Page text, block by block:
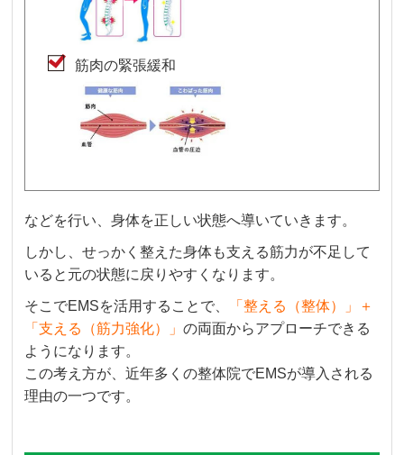
筋肉の緊張緩和
などを行い、身体を正しい状態へ導いていきます。
しかし、せっかく整えた身体も支える筋力が不足して
いると元の状態に戻りやすくなります。
そこでEMSを活用することで、
「整える（整体）」＋
「支える（筋力強化）」の両面からアプローチできる
ようになります。
この考え方が、近年多くの整体院でEMSが導入される
理由の一つです。